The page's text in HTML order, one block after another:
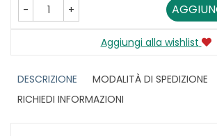
- +
Aggiungi alla wishlist
DESCRIZIONE
MODALITÀ DI SPEDIZIONE
RICHIEDI INFORMAZIONI